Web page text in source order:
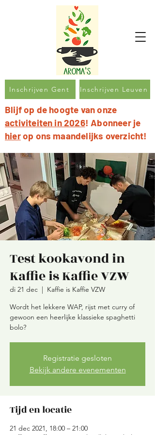
Inschrijven Gent Inschrijven Leuven
Blijf op de hoogte van onze
activiteiten in 2026! Abonneer je
hierop ons maandelijks overzicht!
Test kookavond in
Kaffie is Kaffie VZW
di 21 dec
  |
Kaffie is Kaffie VZW
Wordt het lekkere WAP, rijst met curry of
gewoon een heerlijke klassieke spaghetti
bolo?
Registratie gesloten
Bekijk andere evenementen
Tijd en locatie
21 dec 2021, 18:00 – 21:00